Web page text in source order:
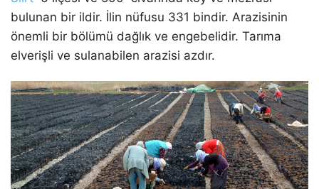
Youtube
bulunan bir ildir. İlin nüfusu 331 bindir. Arazisinin
önemli bir bölümü dağlık ve engebelidir. Tarıma
elverişli ve sulanabilen arazisi azdır.